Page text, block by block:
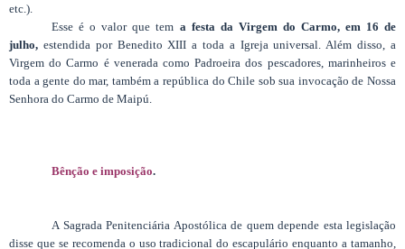
etc.).
Esse é o valor que tem a festa da Virgem do Carmo, em 16 de
julho, estendida por Benedito XIII a toda a Igreja universal. Além disso, a
Virgem do Carmo é venerada como Padroeira dos pescadores, marinheiros e
toda a gente do mar, também a república do Chile sob sua invocação de Nossa
Senhora do Carmo de Maipú.
Bênção e imposição.
A Sagrada Penitenciária Apostólica de quem depende esta legislação
disse que se recomenda o uso tradicional do escapulário enquanto a tamanho,